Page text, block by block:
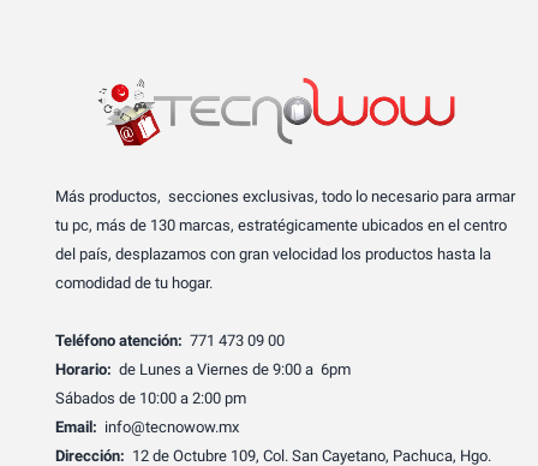
Más productos, secciones exclusivas, todo lo necesario para armar
tu pc, más de 130 marcas, estratégicamente ubicados en el centro
del país, desplazamos con gran velocidad los productos hasta la
comodidad de tu hogar.
Teléfono atención: 771 473 09 00
Horario: de Lunes a Viernes de 9:00 a 6pm
Sábados de 10:00 a 2:00 pm
Email: info@tecnowow.mx
Dirección: 12 de Octubre 109, Col. San Cayetano, Pachuca, Hgo.